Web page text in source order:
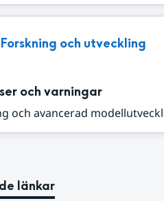
Forskning och utveckling
och varningar
och avancerad
länkar